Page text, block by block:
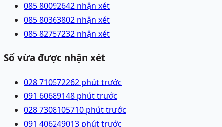
085 80092642 nhận xét
085 80363802 nhận xét
085 82757232 nhận xét
Số vừa được nhận xét
028 710572262 phút trước
091 60689148 phút trước
028 7308105710 phút trước
091 406249013 phút trước